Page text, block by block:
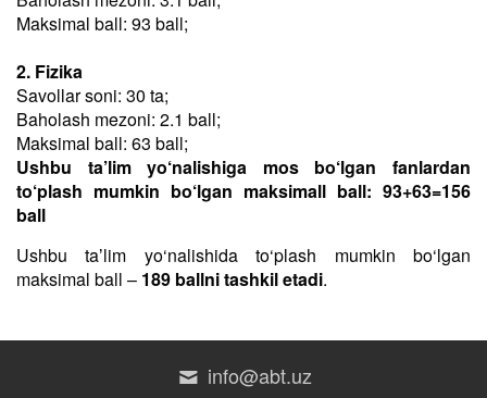
Maksimal ball: 93 ball;
2. Fizika
Savollar soni: 30 ta;
Baholash mezoni: 2.1 ball;
Maksimal ball: 63 ball;
Ushbu ta’lim yo‘nalishiga mos bo‘lgan fanlardan
to‘plash mumkin bo‘lgan maksimall ball: 93+63=156
ball
Ushbu taʼlim yo‘nalishida to‘plash mumkin bo‘lgan
maksimal ball – 189 ballni tashkil etadi.
info@abt.uz